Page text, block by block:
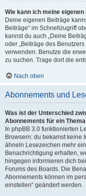
Wie kann ich meine
Deine eigenen Beiträge
Beiträge“ im Schnellzugriff
kannst du auch „Deine
oder „Beiträge des
verwenden. Benutze die
zu suchen. Trage dort die
Nach oben
Abonnements und
Was ist der Unterschied
Abonnements für ein
In phpBB 3.0 funktionierten
Browsern: du bekamst keine
ähneln Lesezeichen mehr
Benachrichtigung erhalten,
hingegen informieren dich
Forums des Boards. Die
Abonnements können im
einstellen“ geändert werden.